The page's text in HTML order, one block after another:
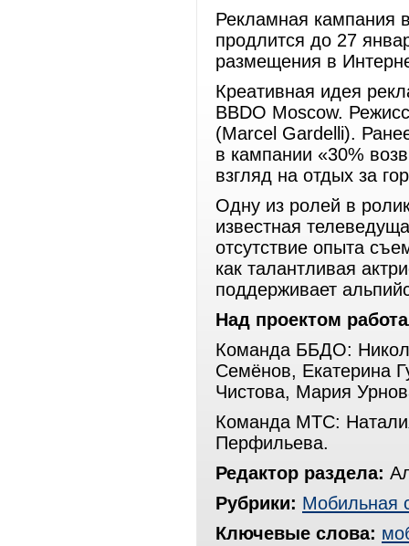
Рекламная кампания
продлится до 27
размещения в
Креативная идея
BBDO Moscow.
(Marcel Gardelli).
в кампании «30%
взгляд на отдых за
Одну из ролей в
известная
отсутствие опыта
как талантливая
поддерживает
Над проектом
Команда ББДО:
Семёнов, Екатерина
Чистова, Мария
Команда МТС:
Перфильева.
Редактор раздела:
Рубрики: Мобильная
Ключевые слова: